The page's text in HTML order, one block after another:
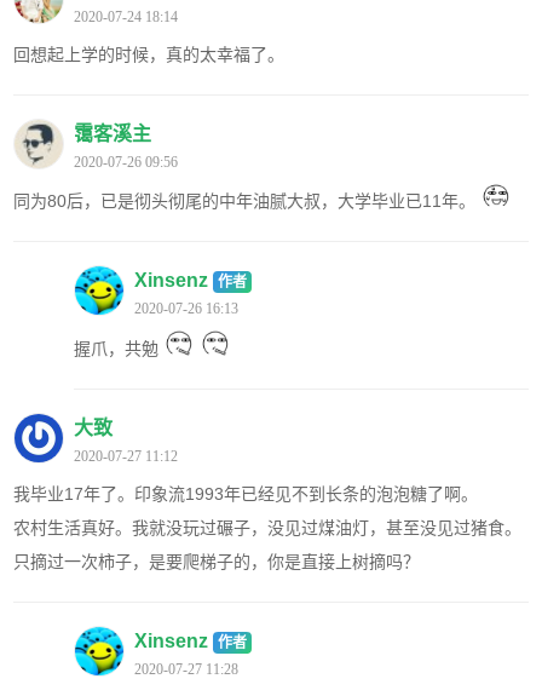
2020-07-24 18:14
回想起上学的时候，真的太幸福了。
霭客溪主
2020-07-26 09:56
同为80后，已是彻头彻尾的中年油腻大叔，大学毕业已11年。
Xinsenz 作者
2020-07-26 16:13
握爪，共勉
大致
2020-07-27 11:12
我毕业17年了。印象流1993年已经见不到长条的泡泡糖了啊。
农村生活真好。我就没玩过碾子，没见过煤油灯，甚至没见过猪食。
只摘过一次柿子，是要爬梯子的，你是直接上树摘吗？
Xinsenz 作者
2020-07-27 11:28